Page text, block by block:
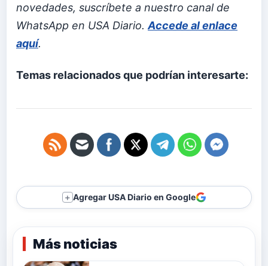
novedades, suscríbete a nuestro canal de
WhatsApp en USA Diario. Accede al enlace
aquí.
Temas relacionados que podrían interesarte:
＋ Agregar USA Diario en Google
Más noticias